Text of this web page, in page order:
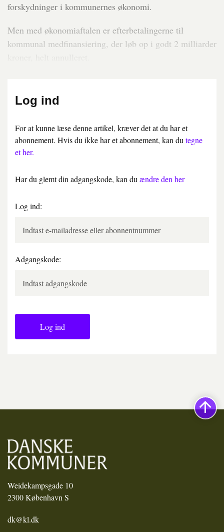
forskydninger i kommunernes økonomi.
Men med økonomiaftalen er efterbetalingerne til
kommunal medfinansiering, der løb op i godt 2 milliarder
Log ind
For at kunne læse denne artikel, kræver det at du har et
abonnement. Hvis du ikke har et abonnement, kan du tegne
et her.
Har du glemt din adgangskode, kan du ændre den her
Log ind:
Adgangskode:
Log ind
Weidekampsgade 10
2300 København S
dk@kl.dk